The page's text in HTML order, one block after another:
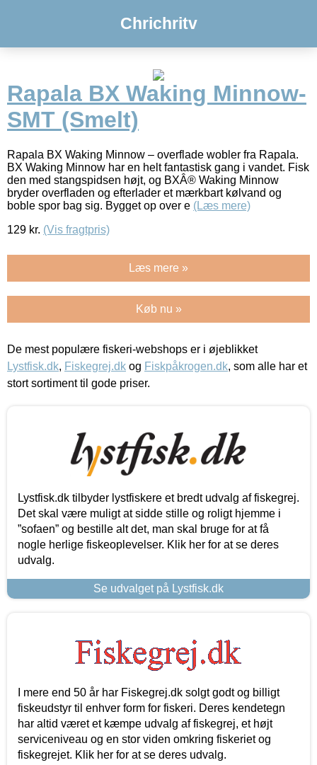
Chrichritv
Rapala BX Waking Minnow-
SMT (Smelt)
Rapala BX Waking Minnow – overflade wobler fra Rapala.
BX Waking Minnow har en helt fantastisk gang i vandet. Fisk
den med stangspidsen højt, og BXÂ® Waking Minnow
bryder overfladen og efterlader et mærkbart kølvand og
boble spor bag sig. Bygget op over e (Læs mere)
129 kr. (Vis fragtpris)
Læs mere »
Køb nu »
De mest populære fiskeri-webshops er i øjeblikket
Lystfisk.dk, Fiskegrej.dk og Fiskpåkrogen.dk, som alle har et
stort sortiment til gode priser.
Lystfisk.dk tilbyder lystfiskere et bredt udvalg af fiskegrej.
Det skal være muligt at sidde stille og roligt hjemme i
”sofaen” og bestille alt det, man skal bruge for at få
nogle herlige fiskeoplevelser. Klik her for at se deres
udvalg.
Se udvalget på Lystfisk.dk
I mere end 50 år har Fiskegrej.dk solgt godt og billigt
fiskeudstyr til enhver form for fiskeri. Deres kendetegn
har altid været et kæmpe udvalg af fiskegrej, et højt
serviceniveau og en stor viden omkring fiskeriet og
fiskegrejet. Klik her for at se deres udvalg.